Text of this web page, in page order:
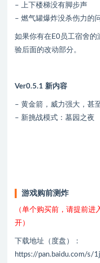
– 上下楼梯没有脚步声
– 燃气罐爆炸没杀伤力的
如果你有在E0员工宿舍
验后面的改动部分。
Ver0.5.1 新内容
– 黄金箭，威力强大，甚
– 新挑战模式：墓园之夜
游戏购前测炸
（单个购买前，请提前
开）
下载地址（度盘）：
https://pan.baidu.com/s/